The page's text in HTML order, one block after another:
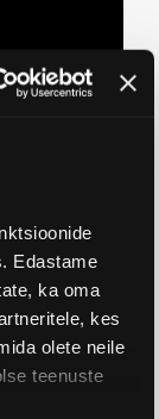
Edastame
ka oma
kes
olete neile
teenuste